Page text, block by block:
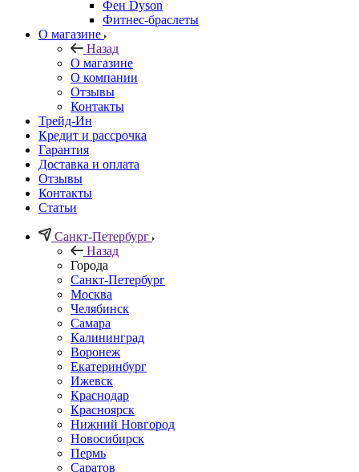
Фен Dyson
Фитнес-браслеты
О магазине
Назад
О магазине
О компании
Отзывы
Контакты
Трейд-Ин
Кредит и рассрочка
Гарантия
Доставка и оплата
Отзывы
Контакты
Статьи
Санкт-Петербург
Назад
Города
Санкт-Петербург
Москва
Челябинск
Самара
Калининград
Воронеж
Екатеринбург
Ижевск
Краснодар
Красноярск
Нижний Новгород
Новосибирск
Пермь
Саратов